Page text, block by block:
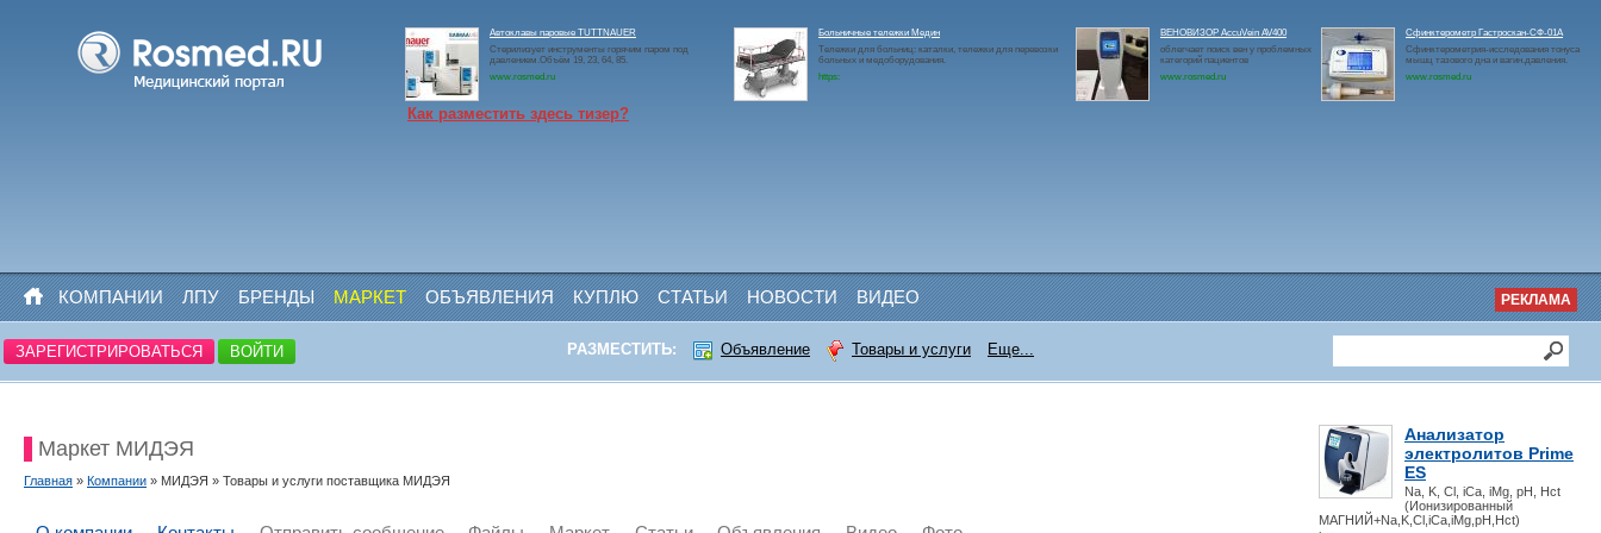
Автоклавы паровые TUTTNAUER
Стерилизует инструменты горячим паром под
давлением.Объём 19, 23, 64, 85.
www.rosmed.ru
Больничные тележки Медин
Тележки для больниц: каталки, тележки для перевозки
больных и медоборудования.
https:
ВЕНОВИЗОР AccuVein AV400
облегчает поиск вен у проблемных
категорий пациентов
www.rosmed.ru
Сфинктерометр Гастроскан-СФ-01А
Сфинктерометрия-исследования тонуса
мышц тазового дна и вагин.давления.
www.rosmed.ru
Как разместить здесь тизер?
КОМПАНИИ ЛПУ БРЕНДЫ МАРКЕТ ОБЪЯВЛЕНИЯ КУПЛЮ СТАТЬИ НОВОСТИ ВИДЕО РЕКЛАМА
ЗАРЕГИСТРИРОВАТЬСЯ ВОЙТИ РАЗМЕСТИТЬ: Объявление Товары и услуги Еще...
Анализатор
электролитов Prime
ES
Na, K, Cl, iCa, iMg, pH, Hct
(Ионизированный
МАГНИЙ+Na,K,Cl,iCa,iMg,pH,Hct)
Маркет МИДЭЯ
Главная » Компании » МИДЭЯ » Товары и услуги поставщика МИДЭЯ